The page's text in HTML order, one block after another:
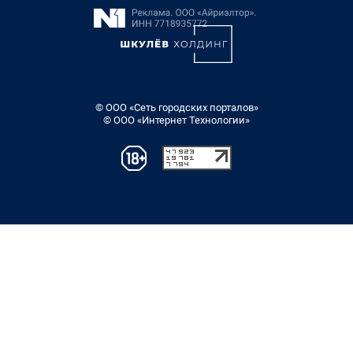
© ООО «Сеть городских порталов»
© ООО «Интернет Технологии»